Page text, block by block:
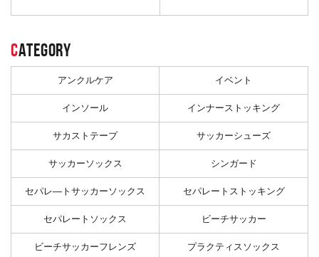
CATEGORY
アンクルケア イベント
インソール インナーストッキング
サカストテープ サッカーシューズ
サッカーソックス シンガード
セパレ―トサッカーソックス セパレートストッキング
セパレートソックス ビーチサッカー
ビーチサッカーフレンズ プラクティスソックス